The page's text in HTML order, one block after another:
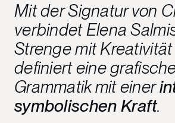
Mit der Signatur von
verbindet Elena
Strenge mit
definiert eine
Grammatik mit einer
symbolischen Kraft.